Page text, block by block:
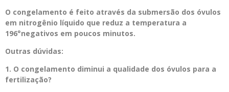
O congelamento é feito através da submersão dos óvulos
em nitrogênio líquido que reduz a temperatura a
196°negativos em poucos minutos.
Outras dúvidas:
1. O congelamento diminui a qualidade dos óvulos para a
fertilização?